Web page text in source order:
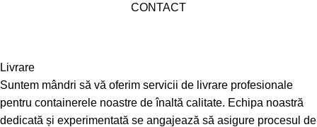
CONTACT
Livrare
Suntem mândri să vă oferim servicii de livrare profesionale
pentru containerele noastre de înaltă calitate. Echipa noastră
dedicată și experimentată se angajează să asigure procesul de